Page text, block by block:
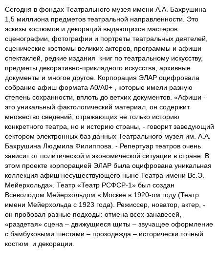
Сегодня в фондах Театрального музея имени А.А. Бахрушина
1,5 миллиона предметов театральной направленности. Это
эскизы костюмов и декораций выдающихся мастеров
сценографии, фотографии и портреты театральных деятелей,
сценические костюмы великих актеров, программы и афиши
спектаклей, редкие издания книг по театральному искусству,
предметы декоративно-прикладного искусства, архивные
документы и многое другое. Корпорация ЭЛАР оцифровала
собрание афиш формата А0/А0+ , которые имели разную
степень сохранности, вплоть до ветхих документов. «Афиши -
это уникальный фактологический материал, он содержит
множество сведений, отражающих не только историю
конкретного театра, но и историю страны, - говорит заведующий
сектором электронных баз данных Театрального музея им. А.А.
Бахрушина Людмила Филиппова. - Репертуар театров очень
зависит от политической и экономической ситуации в стране. В
этом проекте корпорацией ЭЛАР была оцифрована уникальная
коллекция афиш несуществующего ныне Театра имени Вс.Э.
Мейерхольда». Театр «Театр РСФСР-1» был создан
Всеволодом Мейерхольдом в Москве в 1920-ом году (Театр
имени Мейерхольда с 1923 года). Режиссер, новатор, актер, -
он пробовал разные подходы: отмена всех занавесей,
«раздетая» сцена – движущиеся щиты – звучащее оформление
с бамбуковыми шестами – прозодежда – исторически точный
костюм и декорации.